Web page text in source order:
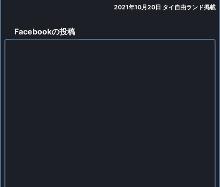
2021年10月20日 タイ自由ランド掲載
Facebookの投稿